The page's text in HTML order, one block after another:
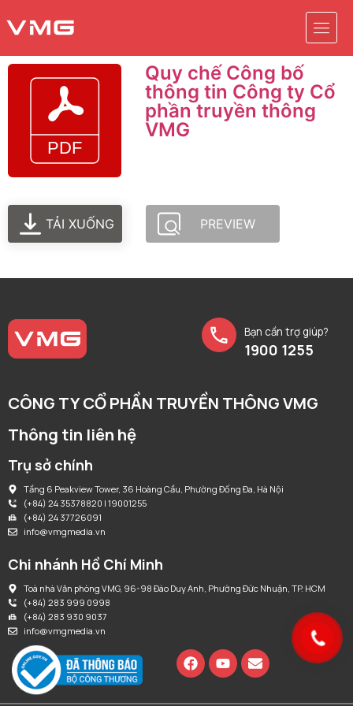
Quy chế Công bố
thông tin Công ty Cổ
phần truyền thông
VMG
TẢI XUỐNG PREVIEW
Bạn cần trợ giúp?
1900 1255
CÔNG TY CỔ PHẦN TRUYỀN THÔNG VMG
Thông tin liên hệ
Trụ sở chính
Tầng 6 Peakview Tower, 36 Hoàng Cầu, Phường Đống Đa, Hà Nội
(+84) 24 35378820 | 19001255
(+84) 24 37726091
info@vmgmedia.vn
Chi nhánh Hồ Chí Minh
Toà nhà Văn phòng VMG, 96-98 Đào Duy Anh, Phường Đức Nhuận, TP. HCM
(+84) 283 999 0998
(+84) 283 930 9037
info@vmgmedia.vn